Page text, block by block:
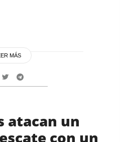
MÁS
atacan un
con un